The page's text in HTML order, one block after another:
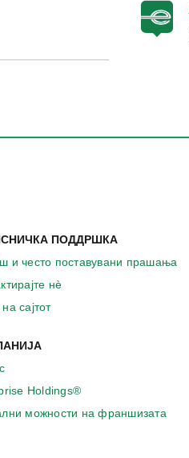
ПОДДРШКА
и често поставувани прашања
нѐ
сајтот
Holdings®
можности на франшизата